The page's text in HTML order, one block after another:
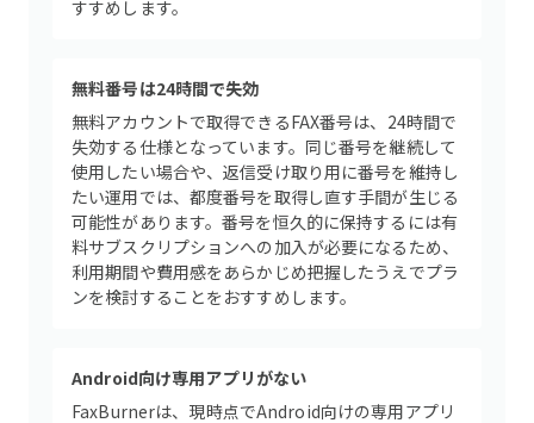
すすめします。
無料番号は24時間で失効
無料アカウントで取得できるFAX番号は、24時間で
失効する仕様となっています。同じ番号を継続して
使用したい場合や、返信受け取り用に番号を維持し
たい運用では、都度番号を取得し直す手間が生じる
可能性があります。番号を恒久的に保持するには有
料サブスクリプションへの加入が必要になるため、
利用期間や費用感をあらかじめ把握したうえでプラ
ンを検討することをおすすめします。
Android向け専用アプリがない
FaxBurnerは、現時点でAndroid向けの専用アプリ